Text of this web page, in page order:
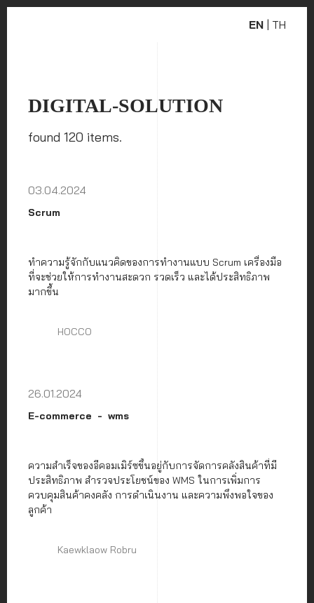
EN TH
DIGITAL-SOLUTION
found 120 items.
03.04.2024
Scrum
ทำความรู้จักกับแนวคิดของการทำงานแบบ Scrum เครื่องมือ
ที่จะช่วยให้การทำงานสะดวก รวดเร็ว และได้ประสิทธิภาพ
มากขึ้น
HOCCO
26.01.2024
E-commerce wms
ความสำเร็จของอีคอมเมิร์ซขึ้นอยู่กับการจัดการคลังสินค้าที่มี
ประสิทธิภาพ สำรวจประโยชน์ของ WMS ในการเพิ่มการ
ควบคุมสินค้าคงคลัง การดำเนินงาน และความพึงพอใจของ
ลูกค้า
Kaewklaow Robru